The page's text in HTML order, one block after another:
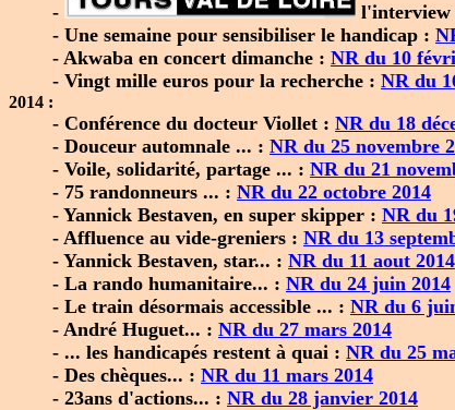
- l'interview
- Une semaine pour sensibiliser le handicap :
- Akwaba en concert dimanche : NR du 10
- Vingt mille euros pour la recherche : NR du
2014 :
- Conférence du docteur Viollet : NR du 18
- Douceur automnale ... : NR du 25 novembre
- Voile, solidarité, partage ... : NR du 21
- 75 randonneurs ... : NR du 22 octobre 2014
- Yannick Bestaven, en super skipper : NR du
- Affluence au vide-greniers : NR du 13
- Yannick Bestaven, star... : NR du 11 aout 2014
- La rando humanitaire... : NR du 24 juin 2014
- Le train désormais accessible ... : NR du 6
- André Huguet... : NR du 27 mars 2014
- ... les handicapés restent à quai : NR du 25
- Des chèques... : NR du 11 mars 2014
- 23ans d'actions... : NR du 28 janvier 2014